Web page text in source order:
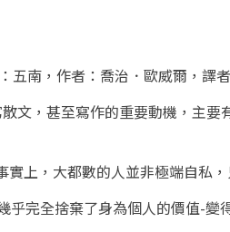
五南，作者：喬治．歐威爾，譯
文，甚至寫作的重要動機，主要
實上，大都數的人並非極端自私
乎完全捨棄了身為個人的價值-變